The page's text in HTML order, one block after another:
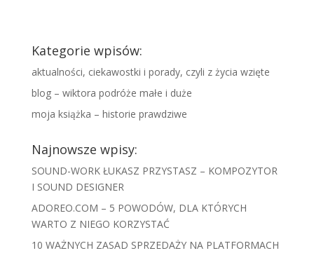
Kategorie wpisów:
aktualności, ciekawostki i porady, czyli z życia wzięte
blog – wiktora podróże małe i duże
moja książka – historie prawdziwe
Najnowsze wpisy:
SOUND-WORK ŁUKASZ PRZYSTASZ – KOMPOZYTOR
I SOUND DESIGNER
ADOREO.COM – 5 POWODÓW, DLA KTÓRYCH
WARTO Z NIEGO KORZYSTAĆ
10 WAŻNYCH ZASAD SPRZEDAŻY NA PLATFORMACH